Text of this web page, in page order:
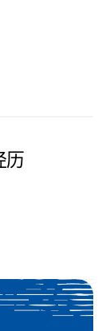
历